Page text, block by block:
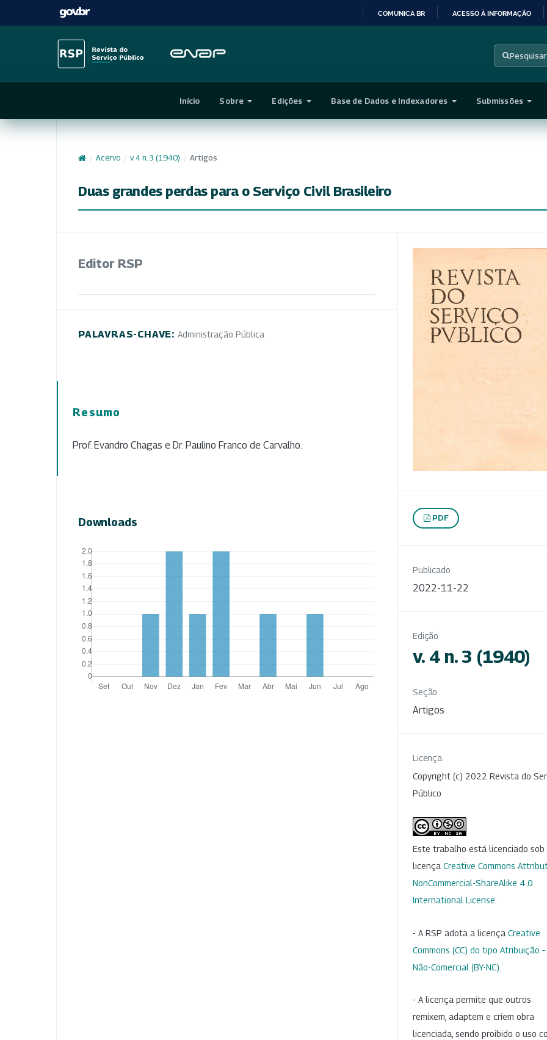
CONTEÚDO
COMUNICA BR ACESSO À INFORMAÇÃO
Pesquisar
Início Sobre Edições Base de Dados e Indexadores Submissões
/ Acervo / v. 4 n. 3 (1940) / Artigos
Duas grandes perdas para o Serviço Civil Brasileiro
Editor RSP
PALAVRAS-CHAVE: Administração Pública
Resumo
Prof. Evandro Chagas e Dr. Paulino Franco de Carvalho.
Downloads PDF
Publicado
2022-11-22
Edição
v. 4 n. 3 (1940)
Seção
Artigos
Licença
Copyright (c) 2022 Revista do
Público
Este trabalho está licenciado sob
licença Creative Commons
NonCommercial-ShareAlike 4.0
International License
- A RSP adota a licença Creative
Commons (CC) do tipo Atribuição –
Não-Comercial (BY-NC)
- A licença permite que outros
remixem, adaptem e criem obra
licenciada, sendo proibido o uso